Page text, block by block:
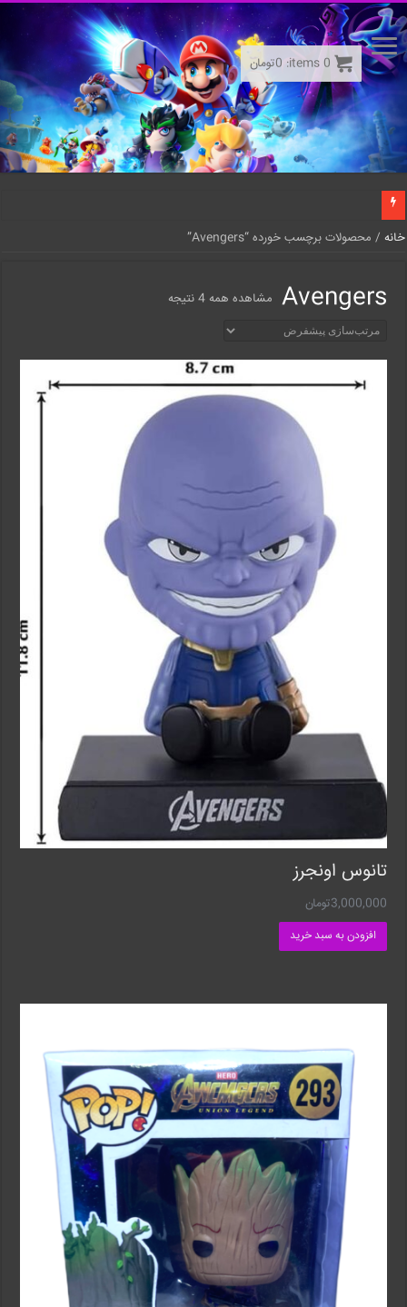
خانه / محصولات برچسب خورده “Avengers”
Avengers مشاهده همه 4 نتیجه
تانوس‌ اونجرز
3,000,000تومان
افزودن به سبد خرید
0
items:
0تومان